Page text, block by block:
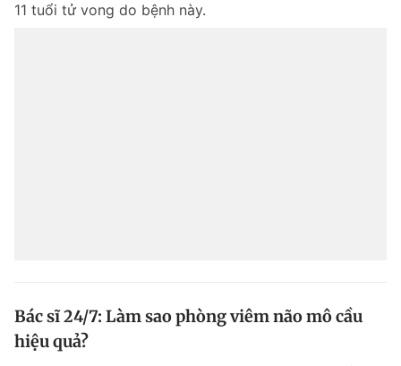
11 tuổi tử vong do bệnh này.
Bác sĩ 24/7: Làm sao phòng viêm não mô cầu
hiệu quả?